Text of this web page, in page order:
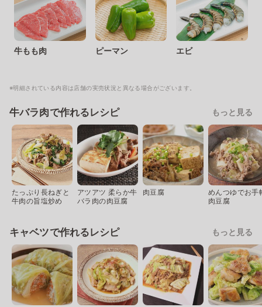
牛もも肉 ピーマン エビ
※明細されている内容は店舗の実売状況と異なる場合がございます。
牛バラ肉で作れるレシピ もっと見る
たっぷり長ねぎと
牛肉の旨塩炒め
アツアツ 柔らか牛
バラ肉の肉豆腐
肉豆腐
めんつゆでお手
肉豆腐
キャベツで作れるレシピ もっと見る